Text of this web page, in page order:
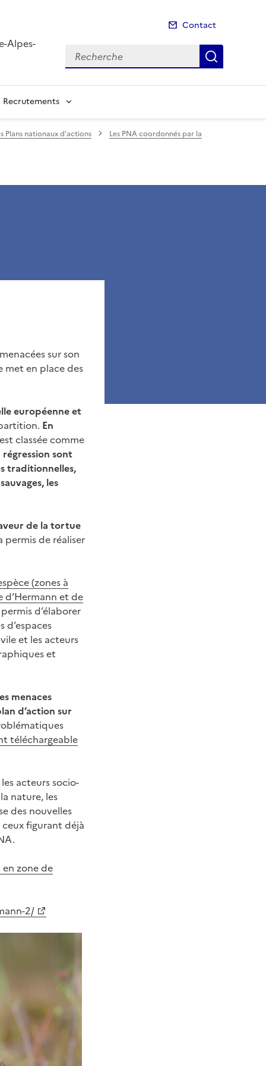
Alpes-
Contact
Recherche
Recrutements
Plans nationaux d’actions Les PNA coordonnés par la
sur son
met en place des
européenne et
En
classée comme
régression sont
traditionnelles,
les
de la tortue
permis de réaliser
(zones à
et de
d’élaborer
et les acteurs
et
menaces
d’action sur
téléchargeable
acteurs socio-
nature, les
des nouvelles
ceux figurant déjà
zone de
2/